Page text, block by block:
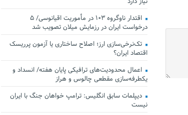
اقتدار ناوگروه ۱۰۳ در مأموریت‌ اقیانوسی/ ۵
درخواست ایران در رزمایش میلان تصویب شد
تک‌نرخی‌سازی ارز؛ اصلاح ساختاری یا آزمون پرریسک
اقتصاد ایران؟
اعمال محدودیت‌های ترافیکی پایان هفته/ انسداد و
یکطرفه‌سازی مقطعی چالوس و هراز
دیپلمات سابق انگلیس:‌ ترامپ خواهان جنگ با ایران
نیست